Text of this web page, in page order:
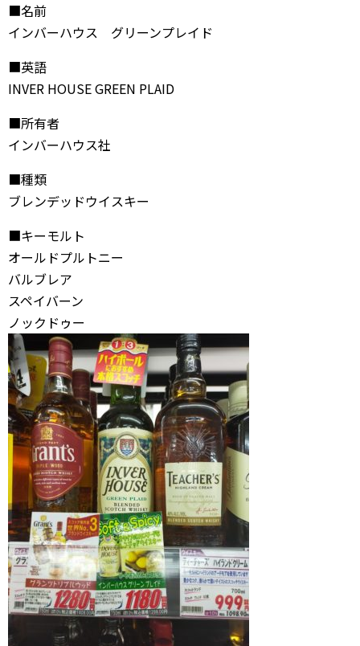
■名前
インバーハウス グリーンプレイド
■英語
INVER HOUSE GREEN PLAID
■所有者
インバーハウス社
■種類
ブレンデッドウイスキー
■キーモルト
オールドプルトニー
バルブレア
スペイバーン
ノックドゥー